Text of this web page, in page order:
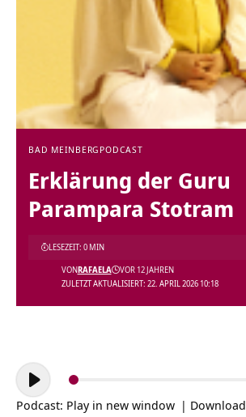
BAD MEINBERG PODCAST
Erklärung der Guru
Parampara Stotram
ZULETZT AKTUALISIERT: 22. APRIL 2026 10:18
VONRAFAELA VOR 12 JAHREN
LESEZEIT: 0 MIN
Audio-
Player
Podcast: Play in new window | Download